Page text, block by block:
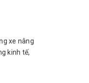
xe nâng
kinh tế,